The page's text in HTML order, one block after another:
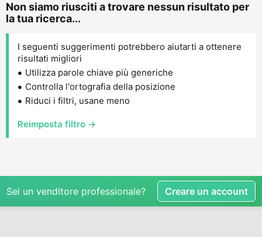
Non siamo riusciti a trovare nessun risultato per
la tua ricerca...
I seguenti suggerimenti potrebbero aiutarti a ottenere
risultati migliori
Utilizza parole chiave più generiche
Controlla l'ortografia della posizione
Riduci i filtri, usane meno
Reimposta filtro →
Sei un venditore professionale? Creare un account